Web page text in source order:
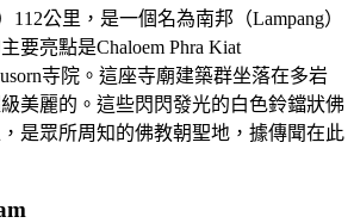
112公里，是一個名為南邦（Lampang）
要亮點是Chaloem Phra Kiat
寺院。這座寺廟建築群坐落在多岩
美麗的。這些閃閃發光的白色鈴鐺狀佛
是眾所周知的佛教朝聖地，據傳聞在此